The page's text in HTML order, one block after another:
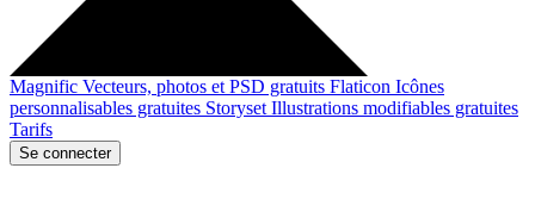
Magnific Vecteurs, photos et PSD gratuits Flaticon Icônes
personnalisables gratuites Storyset Illustrations modifiables gratuites
Tarifs
Se connecter